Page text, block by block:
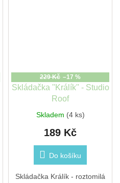
229 Kč –17 %
Skládačka ''Králík'' - Studio
Roof
Skladem (4 ks)
189 Kč
Do košíku
Skládačka Králík - roztomilá